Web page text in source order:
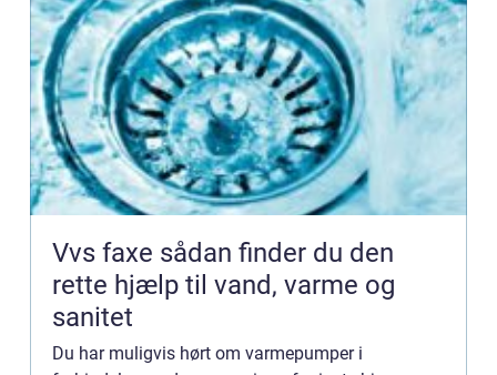
Vvs faxe sådan finder du den
rette hjælp til vand, varme og
sanitet
Du har muligvis hørt om varmepumper i